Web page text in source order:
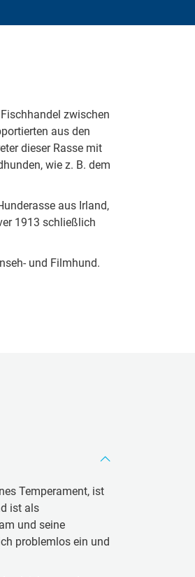
zwischen
aus den
dieser Rasse mit
wie z. B. dem
aus Irland,
1913 schließlich
und Filmhund.
Temperament, ist
ist als
und seine
problemlos ein und